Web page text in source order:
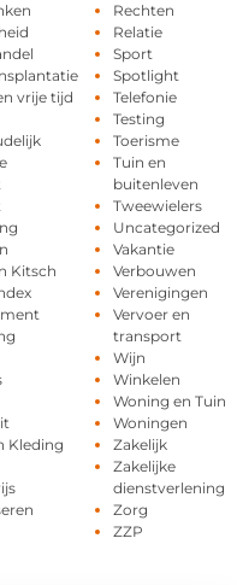
vrije tijd
Kitsch
Kleding
Rechten
Relatie
Sport
Spotlight
Telefonie
Testing
Toerisme
Tuin en
buitenleven
Tweewielers
Uncategorized
Vakantie
Verbouwen
Verenigingen
Vervoer en
transport
Wijn
Winkelen
Woning en Tuin
Woningen
Zakelijk
Zakelijke
dienstverlening
Zorg
ZZP